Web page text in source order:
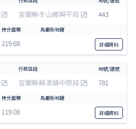
宜蘭縣冬山鄉興平段 443
219.68 詳細資料
宜蘭縣蘇澳鎮中原段 781
119.08 詳細資料